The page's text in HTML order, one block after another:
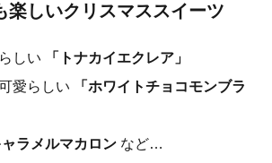
楽しいクリスマススイーツ
しい
「トナカイエクレア」
愛らしい
「ホワイトチョコモンブラ
ラメルマカロン など…